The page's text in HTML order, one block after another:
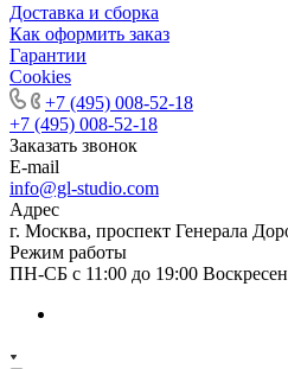
Доставка и сборка
Как оформить заказ
Гapaнтии
Cookies
+7 (495) 008-52-18
+7 (495) 008-52-18
Заказать звонок
E-mail
info@gl-studio.com
Адрес
г. Москва, проспект Генерала
Режим работы
ПН-СБ с 11:00 до 19:00